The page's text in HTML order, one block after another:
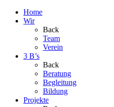
Home
Wir
Back
Team
Verein
3 B’s
Back
Beratung
Begleitung
Bildung
Projekte